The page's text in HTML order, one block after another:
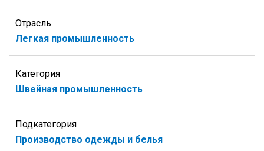
Отрасль
Легкая промышленность
Категория
Швейная промышленность
Подкатегория
Производство одежды и белья